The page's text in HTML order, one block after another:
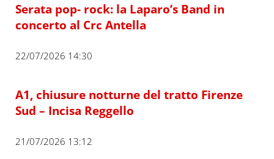
Serata pop- rock: la Laparo’s Band in
concerto al Crc Antella
22/07/2026 14:30
A1, chiusure notturne del tratto Firenze
Sud – Incisa Reggello
21/07/2026 13:12